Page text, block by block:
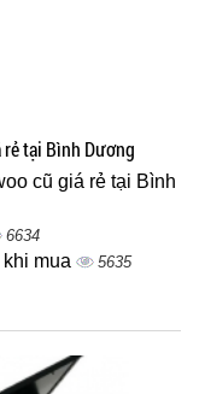
rẻ tại Bình Dương
cũ giá rẻ tại Bình
6634
mua 5635